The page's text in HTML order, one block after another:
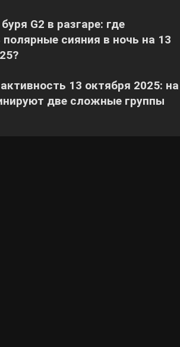
G2 в разгаре: где
сияния в ночь на 13
13 октября 2025: на
две сложные группы